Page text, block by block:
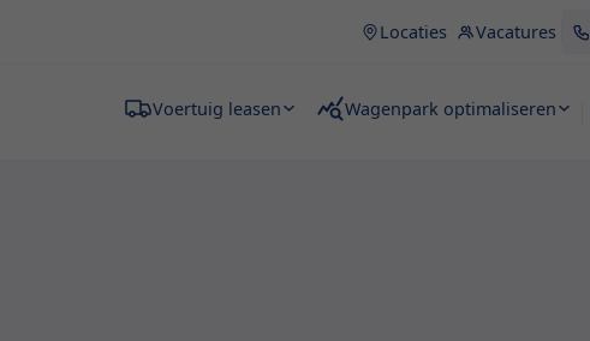
Locaties Vacatures
Voertuig leasen Wagenpark optimaliseren